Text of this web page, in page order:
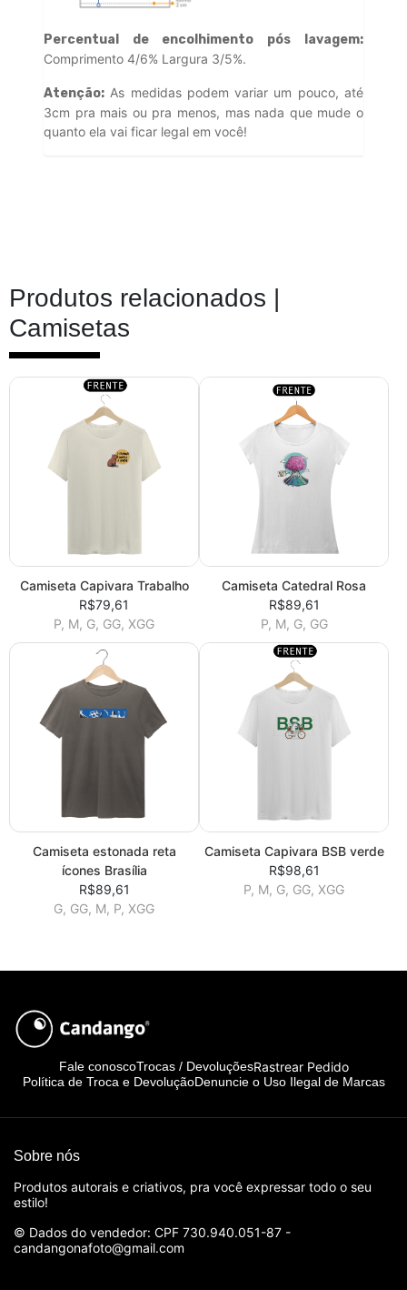
Percentual de encolhimento pós lavagem:
Comprimento 4/6% Largura 3/5%.
Atenção: As medidas podem variar um pouco, até
3cm pra mais ou pra menos, mas nada que mude o
quanto ela vai ficar legal em você!
Produtos relacionados |
Camisetas
Camiseta Capivara Trabalho
R$79,61
P, M, G, GG, XGG
Camiseta Catedral Rosa
R$89,61
P, M, G, GG
Camiseta estonada reta
ícones Brasília
R$89,61
G, GG, M, P, XGG
Camiseta Capivara BSB verde
R$98,61
P, M, G, GG, XGG
Fale conoscoTrocas / DevoluçõesRastrear Pedido
Política de Troca e DevoluçãoDenuncie o Uso Ilegal de Marcas
Sobre nós
Produtos autorais e criativos, pra você expressar todo o seu
estilo!
© Dados do vendedor: CPF 730.940.051-87 -
candangonafoto@gmail.com